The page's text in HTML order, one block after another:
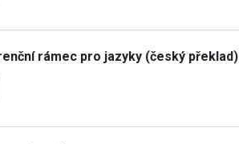
rámec pro jazyky (český překlad)